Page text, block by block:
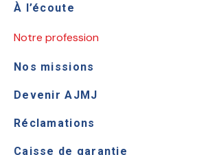
À l’écoute
Notre profession
Nos missions
Devenir AJMJ
Réclamations
Caisse de garantie